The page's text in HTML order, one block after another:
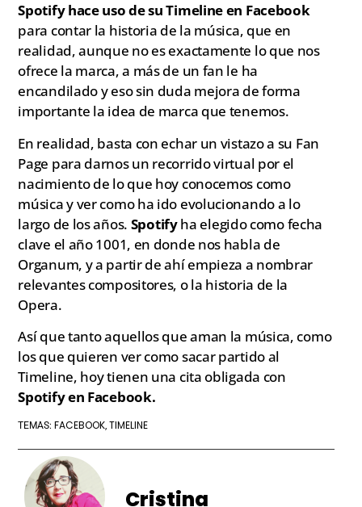
Spotify hace uso de su Timeline en Facebook
para contar la historia de la música, que en
realidad, aunque no es exactamente lo que nos
ofrece la marca, a más de un fan le ha
encandilado y eso sin duda mejora de forma
importante la idea de marca que tenemos.
En realidad, basta con echar un vistazo a su Fan
Page para darnos un recorrido virtual por el
nacimiento de lo que hoy conocemos como
música y ver como ha ido evolucionando a lo
largo de los años. Spotifyha elegido como fecha
clave el año 1001, en donde nos habla de
Organum, y a partir de ahí empieza a nombrar
relevantes compositores, o la historia de la
Opera.
Así que tanto aquellos que aman la música, como
los que quieren ver como sacar partido al
Timeline, hoy tienen una cita obligada con
Spotify en Facebook.
TEMAS: FACEBOOK,TIMELINE
Cristina